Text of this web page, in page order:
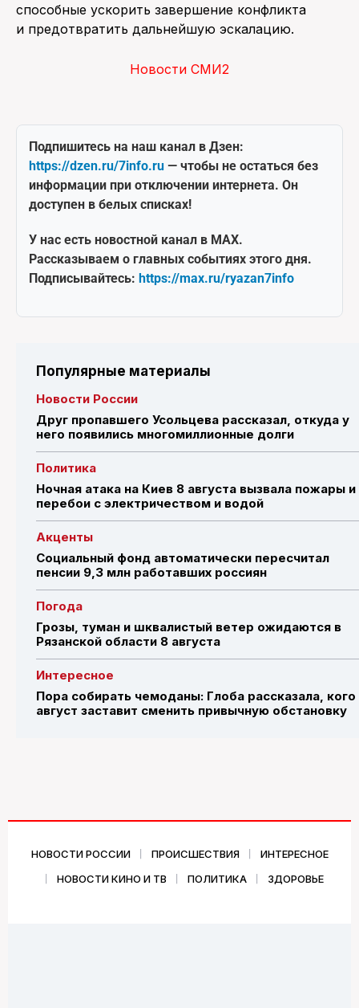
способные ускорить завершение конфликта
и предотвратить дальнейшую эскалацию.
Новости СМИ2
Подпишитесь на наш канал в Дзен:
https://dzen.ru/7info.ru — чтобы не остаться без
информации при отключении интернета. Он
доступен в белых списках!
У нас есть новостной канал в MAX.
Рассказываем о главных событиях этого дня.
Подписывайтесь: https://max.ru/ryazan7info
Популярные материалы
Новости России
Друг пропавшего Усольцева рассказал, откуда у
него появились многомиллионные долги
Политика
Ночная атака на Киев 8 августа вызвала пожары и
перебои с электричеством и водой
Акценты
Социальный фонд автоматически пересчитал
пенсии 9,3 млн работавших россиян
Погода
Грозы, туман и шквалистый ветер ожидаются в
Рязанской области 8 августа
Интересное
Пора собирать чемоданы: Глоба рассказала, кого
август заставит сменить привычную обстановку
НОВОСТИ РОССИИ ПРОИСШЕСТВИЯ
ИНТЕРЕСНОЕ
НОВОСТИ КИНО И ТВ
ПОЛИТИКА ЗДОРОВЬЕ